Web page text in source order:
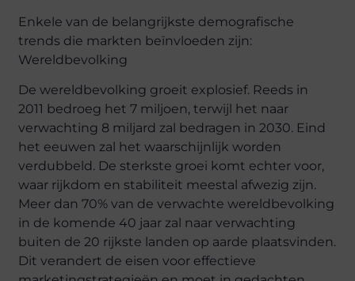
Enkele van de belangrijkste demografische
trends die markten beïnvloeden zijn:
Wereldbevolking
De wereldbevolking groeit explosief. Reeds in
2011 bedroeg het 7 miljoen, terwijl het naar
verwachting 8 miljard zal bedragen in 2030. Eind
het eeuwen zal het waarschijnlijk worden
verdubbeld. De sterkste groei komt echter voor,
waar rijkdom en stabiliteit meestal afwezig zijn.
Meer dan 70% van de verwachte wereldbevolking
in de komende 40 jaar zal naar verwachting
buiten de 20 rijkste landen op aarde plaatsvinden.
Dit verandert de eisen voor effectieve